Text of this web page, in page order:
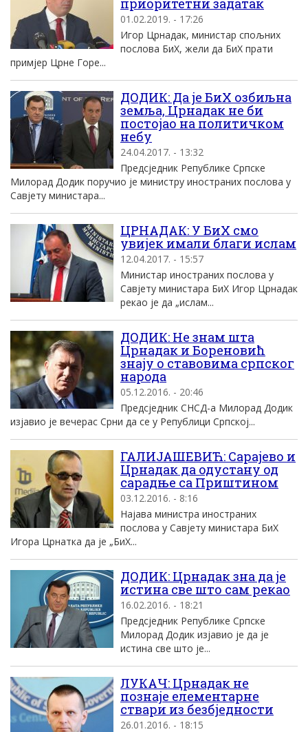
приоритетни задатак
01.02.2019. - 17:26
Игор Црнадак, министар спољних
послова БиХ, жели да БиХ прати
примјер Црне Горе...
ДОДИК: Да је БиХ озбиљна
земља, Црнадак не би
постојао на политичком
небу
24.04.2017. - 13:32
Предсједник Републике Српске
Милорад Додик поручио је министру иностраних послова у
Савјету министара...
ЦРНАДАК: У БиХ смо
увијек имали благи ислам
12.04.2017. - 15:57
Министар иностраних послова у
Савјету министара БиХ Игор Црнадак
рекао је да „ислам...
ДОДИК: Не знам шта
Црнадак и Бореновић
знају о ставовима српског
народа
05.12.2016. - 20:46
Предсједник СНСД-а Милорад Додик
изјавио је вечерас Срни да се у Републици Српској...
ГАЛИЈАШЕВИЋ: Сарајево и
Црнадак да одустану од
сарадње са Приштином
03.12.2016. - 8:16
Најава министра иностраних
послова у Савјету министара БиХ
Игора Црнатка да је „БиХ...
ДОДИК: Црнадак зна да је
истина све што сам рекао
16.02.2016. - 18:21
Предсједник Републике Српске
Милорад Додик изјавио је да је
истина све што је...
ЛУКАЧ: Црнадак не
познаје елементарне
ствари из безбједности
26.01.2016. - 18:15